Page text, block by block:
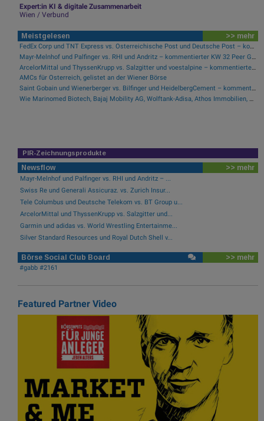
Expert:in KI & digitale Zusammenarbeit
Wien / Verbund
Meistgelesen >> mehr
FedEx Corp und TNT Express vs. Österreichische Post und Deutsche Post – kommentierter KW 32 Peer Group Watch Post
Mayr-Melnhof und Palfinger vs. RHI und Andritz – kommentierter KW 32 Peer Group Watch Zykliker Österreich
ArcelorMittal und ThyssenKrupp vs. Salzgitter und voestalpine – kommentierter KW 32 Peer Group Watch Stahl
AMCs für Österreich, gelistet an der Wiener Börse
Saint Gobain und Wienerberger vs. Bilfinger und HeidelbergCement – kommentierter KW 32 Peer Group Watch Bau & Baustoffe
Wie Marinomed Biotech, Bajaj Mobility AG, Wolftank-Adisa, Athos Immobilien, Rosenbauer und Telekom Austria für Gesprächsstoff in Österreich sorgten
PIR-Zeichnungsprodukte
Newsflow >> mehr
Mayr-Melnhof und Palfinger vs. RHI und Andritz – ...
Swiss Re und Generali Assicuraz. vs. Zurich Insur...
Tele Columbus und Deutsche Telekom vs. BT Group u...
ArcelorMittal und ThyssenKrupp vs. Salzgitter und...
Garmin und adidas vs. World Wrestling Entertainme...
Silver Standard Resources und Royal Dutch Shell v...
Börse Social Club Board >> mehr
#gabb #2161
Featured Partner Video